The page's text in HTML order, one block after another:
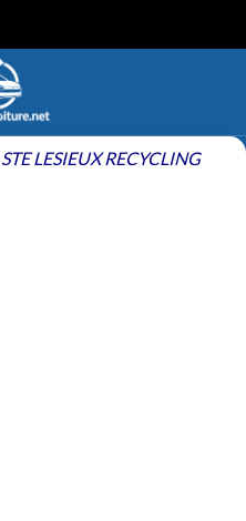
STE LESIEUX RECYCLING